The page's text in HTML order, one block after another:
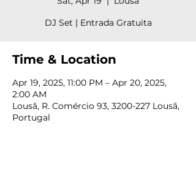
DJ Set | Entrada Gratuita
Time & Location
Apr 19, 2025, 11:00 PM – Apr 20, 2025,
2:00 AM
Lousã, R. Comércio 93, 3200-227 Lousã,
Portugal